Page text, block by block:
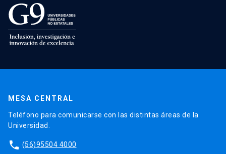
MESA CENTRAL
Teléfono para comunicarse con las distintas áreas de la
Universidad.
phone (56)95504 4000